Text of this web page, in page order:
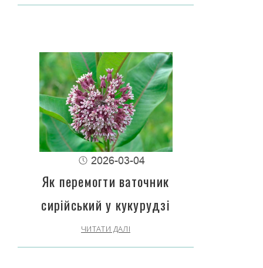
2026-03-04
Як перемогти ваточник
сирійський у кукурудзі
ЧИТАТИ ДАЛІ